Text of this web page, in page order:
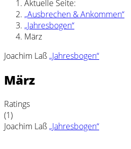
Aktuelle Seite:
„Ausbrechen & Ankommen“
„Jahresbogen“
März
Joachim Laß „Jahresbogen“
März
Ratings
(1)
Joachim Laß „Jahresbogen“